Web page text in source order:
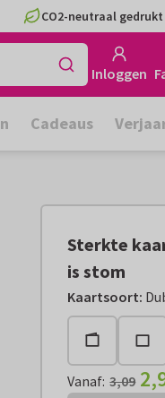
CO2-neutraal gedrukt
Inloggen
Cadeaus
Sterkte
is stom
Kaartsoort:
Vanaf:€ 2,99
Vanaf: 3,09